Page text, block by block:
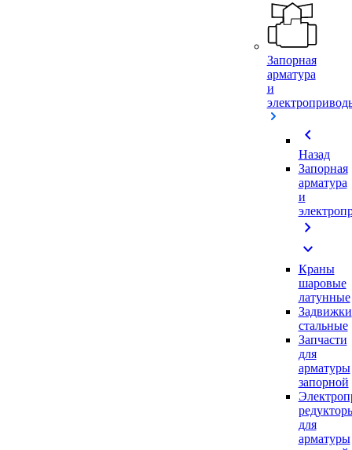
Запорная
арматура
и
chevron_left
Назад
Запорная
арматура
и
chevron_right
expand_more
Краны
шаровые
латунные
Задвижки
стальные
Запчасти
для
арматуры
запорной
для
арматуры